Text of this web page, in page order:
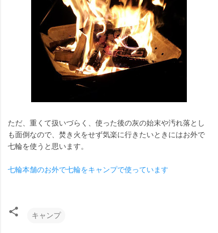
ただ、重くて扱いづらく、使った後の灰の始末や汚れ落とし
も面倒なので、焚き火をせず気楽に行きたいときにはお外で
七輪を使うと思います。
七輪本舗のお外で七輪をキャンプで使っています
キャンプ